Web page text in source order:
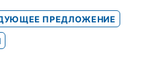
ПРЕДЛОЖЕНИЕ